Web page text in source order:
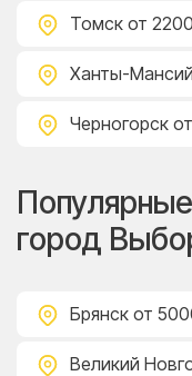
Томск от
Ханты-
Черногорск
город
Брянск от
Великий